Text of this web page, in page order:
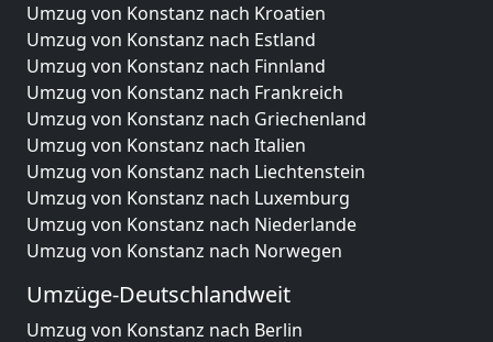
Umzug von Konstanz nach Kroatien
Umzug von Konstanz nach Estland
Umzug von Konstanz nach Finnland
Umzug von Konstanz nach Frankreich
Umzug von Konstanz nach Griechenland
Umzug von Konstanz nach Italien
Umzug von Konstanz nach Liechtenstein
Umzug von Konstanz nach Luxemburg
Umzug von Konstanz nach Niederlande
Umzug von Konstanz nach Norwegen
Umzüge-Deutschlandweit
Umzug von Konstanz nach Berlin